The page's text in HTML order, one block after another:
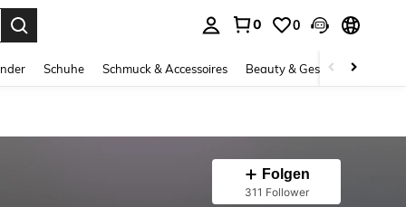
0 0
Schuhe Schmuck & Accessoires Beauty & Gesundheit
Folgen
311 Follower